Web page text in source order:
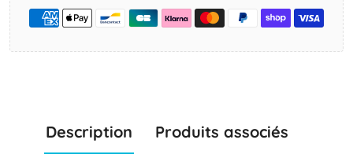
Description Produits associés